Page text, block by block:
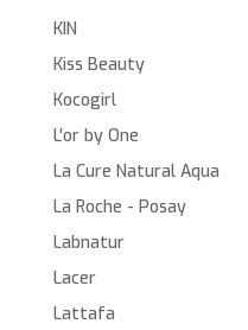
KIN
Kiss Beauty
Kocogirl
L'or by One
La Cure Natural Aqua
La Roche - Posay
Labnatur
Lacer
Lattafa